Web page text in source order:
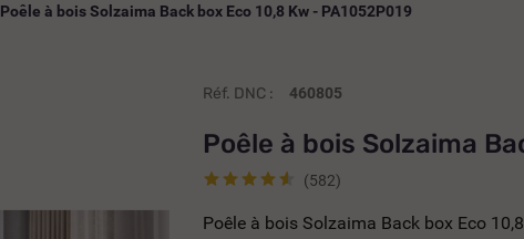
Poêle à bois Solzaima Back box Eco 10,8 Kw - PA1052P019
Réf. DNC : 460805
Poêle à bois Solzaima
(582)
Poêle à bois Solzaima Back box Eco